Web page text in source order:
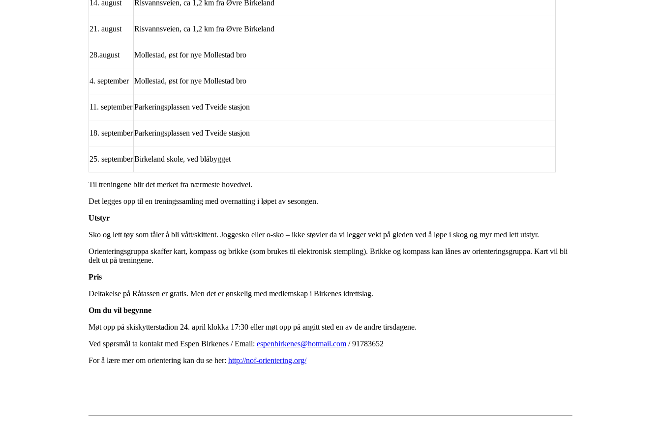
14. august Risvannsveien, ca 1,2 km fra Øvre Birkeland
21. august Risvannsveien, ca 1,2 km fra Øvre Birkeland
28.august Mollestad, øst for nye Mollestad bro
4. september Mollestad, øst for nye Mollestad bro
11. september Parkeringsplassen ved Tveide stasjon
18. septemberParkeringsplassen ved Tveide stasjon
25. septemberBirkeland skole, ved blåbygget
Til treningene blir det merket fra nærmeste hovedvei.
Det legges opp til en treningssamling med overnatting i løpet av sesongen.
Utstyr
Sko og lett tøy som tåler å bli vått/skittent. Joggesko eller o-sko – ikke støvler da vi legger vekt på gleden ved å løpe i skog og myr med lett utstyr.
Orienteringsgruppa skaffer kart, kompass og brikke (som brukes til elektronisk stempling). Brikke og kompass kan lånes av orienteringsgruppa. Kart vil bli
delt ut på treningene.
Pris
Deltakelse på Råtassen er gratis. Men det er ønskelig med medlemskap i Birkenes idrettslag.
Om du vil begynne
Møt opp på skiskytterstadion 24. april klokka 17:30 eller møt opp på angitt sted en av de andre tirsdagene.
Ved spørsmål ta kontakt med Espen Birkenes / Email: espenbirkenes@hotmail.com / 91783652
For å lære mer om orientering kan du se her: http://nof-orientering.org/